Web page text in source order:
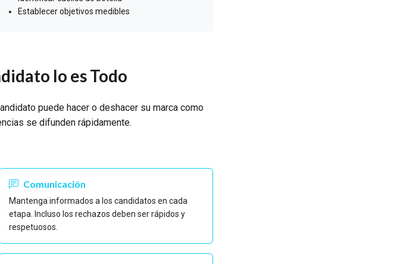
Establecer objetivos medibles
lo es Todo
puede hacer o deshacer su marca como
se difunden rápidamente.
Comunicación
Mantenga informados a los candidatos en cada
etapa. Incluso los rechazos deben ser rápidos y
respetuosos.